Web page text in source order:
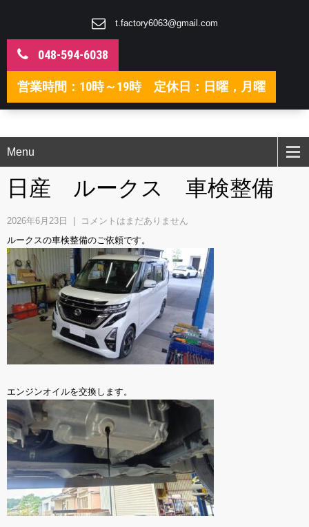
t.factory6063@gmail.com
048-594-6038
営業時間：10時～19時 定休日：日曜，月曜
Menu
日産 ルークス 車検整備
2026年6月23日
コメントはまだありません
ルークスの車検整備のご依頼です。
エンジンオイルを交換します。